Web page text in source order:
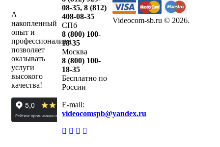
А
накопленный
опыт и
профессионализм
позволяет
оказывать
услуги
высокого
качества!
08-35,8 (812)
408-08-35
СПб
8 (800) 100-
18-35
Москва
8 (800) 100-
18-35
Бесплатно по
России
E-mail:
videocomspb@yandex.ru
Videocom-sb.ru © 2026.